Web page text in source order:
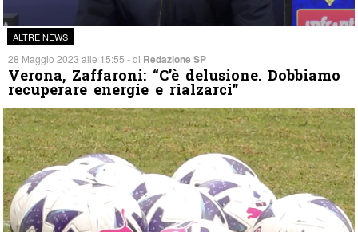
ALTRE NEWS
28 Maggio 2023 alle 15:55 - di Redazione SP
Verona, Zaffaroni: “C’è delusione. Dobbiamo
recuperare energie e rialzarci”